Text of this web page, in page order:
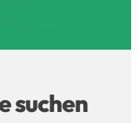
suchen